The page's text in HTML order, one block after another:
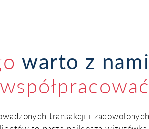
warto z nami
współpracować
transakcji i zadowolonych